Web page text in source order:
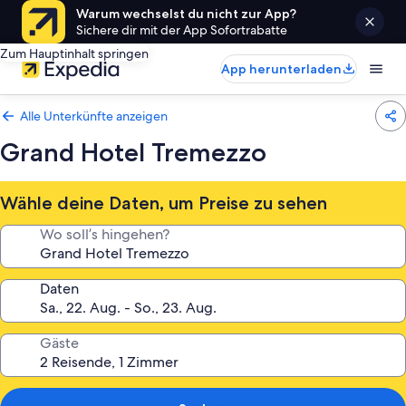
Warum wechselst du nicht zur App?
Sichere dir mit der App Sofortrabatte
Zum Hauptinhalt springen
App herunterladen
Alle Unterkünfte anzeigen
Grand Hotel Tremezzo
Wähle deine Daten, um Preise zu sehen
Wo soll’s hingehen?
Daten
Gäste